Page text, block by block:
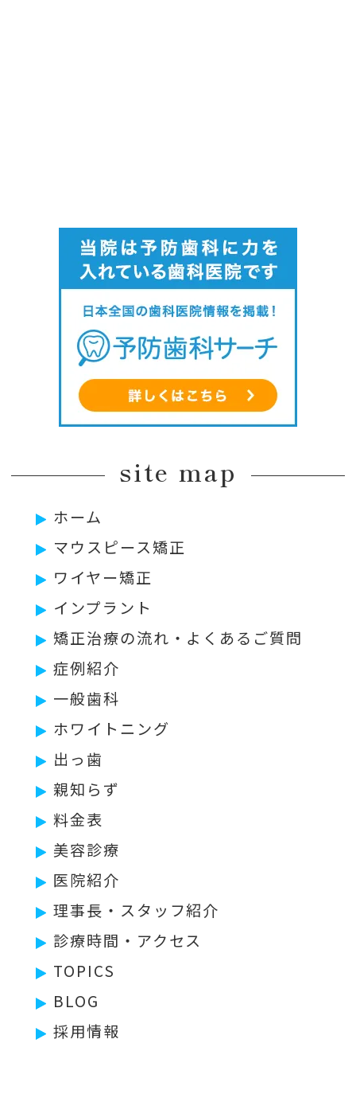
site map
ホーム
マウスピース矯正
ワイヤー矯正
インプラント
矯正治療の流れ・よくあるご質問
症例紹介
一般歯科
ホワイトニング
出っ歯
親知らず
料金表
美容診療
医院紹介
理事長・スタッフ紹介
診療時間・アクセス
TOPICS
BLOG
採用情報